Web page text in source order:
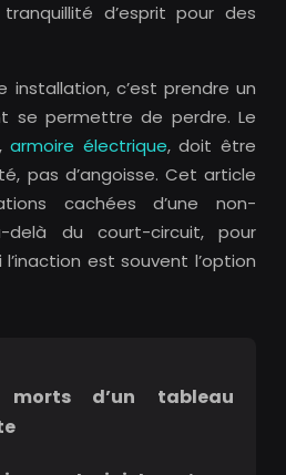
d’esprit pour des
installation, c’est prendre un
se permettre de perdre. Le
armoire électrique, doit être
pas d’angoisse. Cet article
cachées d’une non-
delà du court-circuit, pour
est souvent l’option
d’un tableau